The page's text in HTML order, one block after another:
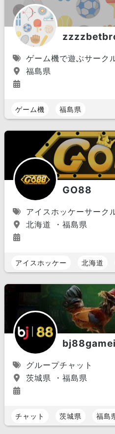
ゲーム機で遊ぶサーク
福島県
ゲーム機 福島県
GO88
アイスホッケーサーク
北海道 ・福島県
アイスホッケー 北海道
グループチャット
茨城県 ・福島県
チャット 茨城県 福島